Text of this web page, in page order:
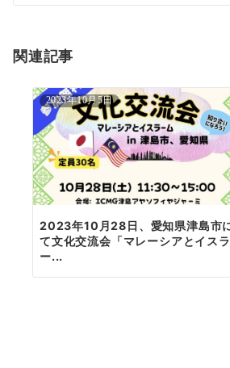
シ
ン
関連記事
2023年10月5日
2023年10月28日、愛知県津島市
て文化交流会「マレーシアとイスラ
ー...